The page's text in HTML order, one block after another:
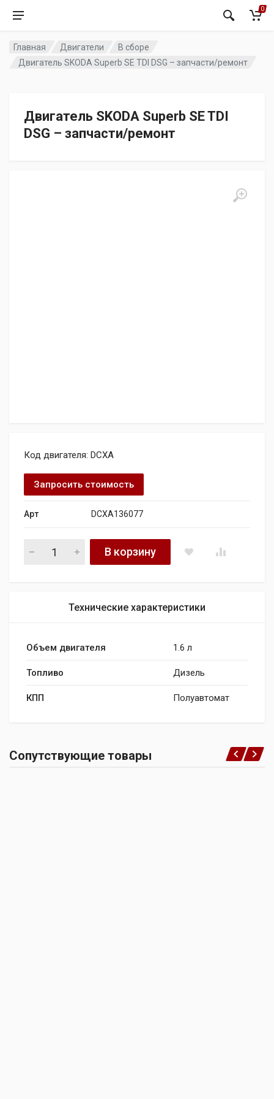
0
Главная Двигатели
В сборе
Двигатель SKODA Superb SE TDI DSG – запчасти/ремонт
Двигатель SKODA Superb SE TDI
DSG – запчасти/ремонт
Код двигателя: DCXA
Запросить стоимость
Арт DCXA136077
Двигатель SKODA Superb SE TDI DSG – запчасти/ремонт
В корзину
Технические характеристики
Объем двигателя 1.6 л
Топливо Дизель
КПП Полуавтомат
Сопутствующие товары